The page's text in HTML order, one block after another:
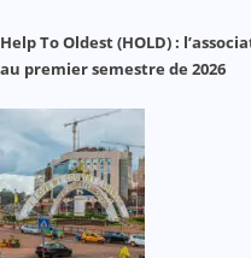
Help To Oldest (HOLD) :
au premier semestre de 2026